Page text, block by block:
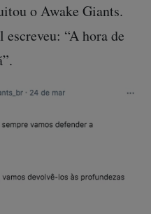
o Awake Giants.
“A hora de